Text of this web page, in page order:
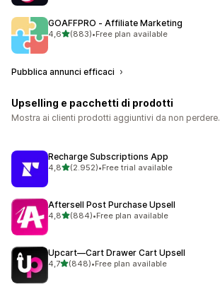
GOAFFPRO ‑ Affiliate Marketing
4,6stelle su 5
(883)
883 recensioni totali
•Free plan available
Pubblica annunci efficaci
Upselling e pacchetti di prodotti
Mostra ai clienti prodotti aggiuntivi da non perdere.
Recharge Subscriptions App
4,8stelle su 5
(2.952)
2952 recensioni totali
•Free trial available
Aftersell Post Purchase Upsell
4,8stelle su 5
(884)
884 recensioni totali
•Free plan available
Upcart—Cart Drawer Cart Upsell
4,7stelle su 5
(848)
848 recensioni totali
•Free plan available